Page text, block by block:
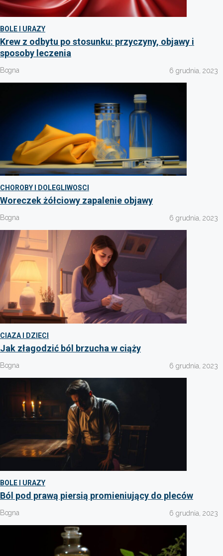
BOLE I URAZY
Krew z odbytu po stosunku: przyczyny, objawy i
sposoby leczenia
Bogna 6 grudnia, 2023
CHOROBY I DOLEGLIWOSCI
Woreczek żółciowy zapalenie objawy
Bogna 6 grudnia, 2023
CIAZA I DZIECI
Jak złagodzić ból brzucha w ciąży
Bogna 6 grudnia, 2023
BOLE I URAZY
Ból pod prawą piersią promieniujący do pleców
Bogna 6 grudnia, 2023